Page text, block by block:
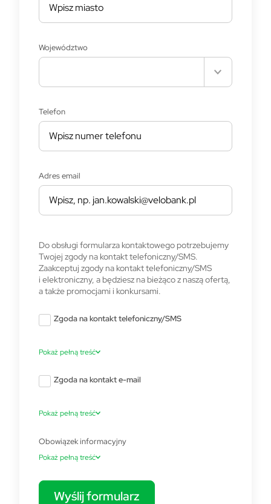
Województwo
Telefon
Adres email
Do obsługi formularza kontaktowego potrzebujemy
Twojej zgody na kontakt telefoniczny/SMS.
Zaakceptuj zgody na kontakt telefoniczny/SMS
i elektroniczny, a będziesz na bieżąco z naszą ofertą,
a także promocjami i konkursami.
Zgoda na kontakt telefoniczny/SMS
Pokaż pełną treść
Zgoda na kontakt e-mail
Pokaż pełną treść
Obowiązek informacyjny
Pokaż pełną treść
Wyślij formularz